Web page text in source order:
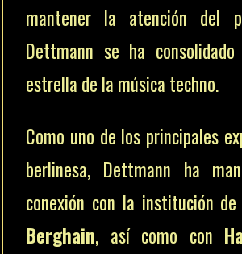
mantener la atención del
Dettmann se ha
estrella de la música techno.
Como uno de los principales
berlinesa, Dettmann ha
conexión con la institución
Berghain, así como con